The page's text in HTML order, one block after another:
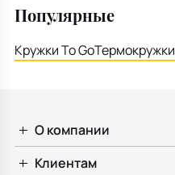
Популярные
Кружки To GoТермокружки
О компании
Клиентам